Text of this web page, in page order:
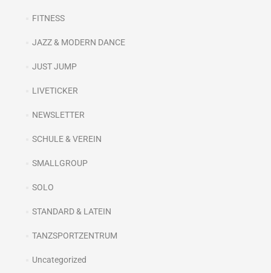
FITNESS
JAZZ & MODERN DANCE
JUST JUMP
LIVETICKER
NEWSLETTER
SCHULE & VEREIN
SMALLGROUP
SOLO
STANDARD & LATEIN
TANZSPORTZENTRUM
Uncategorized